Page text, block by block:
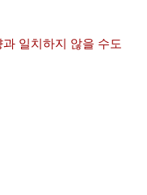
일치하지 않을 수도